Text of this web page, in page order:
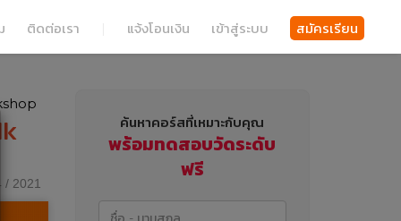
ติดต่อเรา แจ้งโอนเงิน เข้าสู่ระบบ สมัครเรียน
/ 2021
ค้นหาคอร์สที่เหมาะกับคุณ
พร้อมทดสอบวัดระดับ
ฟรี